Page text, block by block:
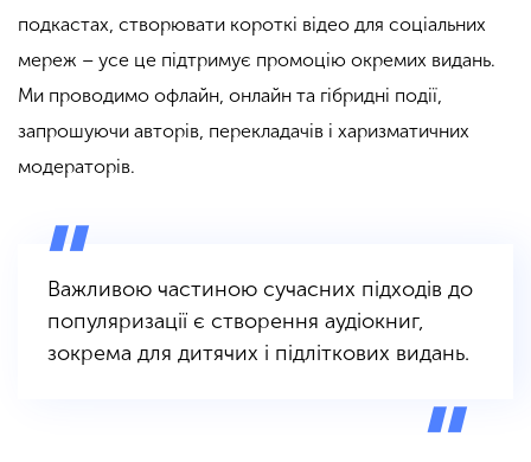
подкастах, створювати короткі відео для соціальних
мереж – усе це підтримує промоцію окремих видань.
Ми проводимо офлайн, онлайн та гібридні події,
запрошуючи авторів, перекладачів і харизматичних
модераторів.
Важливою частиною сучасних підходів до
популяризації є створення аудіокниг,
зокрема для дитячих і підліткових видань.